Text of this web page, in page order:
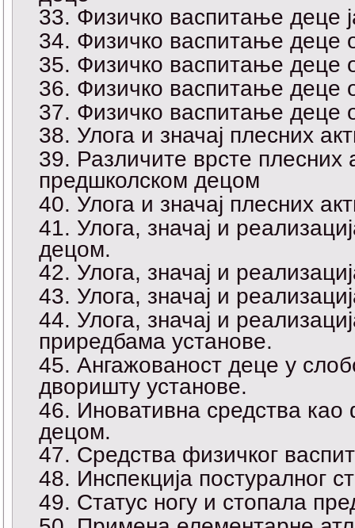
Физичко васпитање деце
Физичко васпитање деце
Физичко васпитање деце
Физичко васпитање деце
Физичко васпитање деце
Улога и значај плесних
Различите врсте
предшколском децом
Улога и значај плесних
Улога, значај и
децом.
Улога, значај и
Улога, значај и
Улога, значај и
приредбама установе.
Ангажованост деце у
дворишту установе.
Иновативна средства
децом.
Средства физичког
Инспекција постуралног
Статус ногу и стопала